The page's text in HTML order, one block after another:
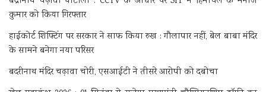
कुमार को किया गिरफ्तार
हाईकोर्ट शिफ्टिंग पर सरकार ने साफ किया रुख : गौलापार नहीं, बेल बाबा मंदिर
के सामने बनेगा नया परिसर
बदरीनाथ मंदिर चढ़ावा चोरी, एसआईटी ने तीसरे आरोपी को दबोचा